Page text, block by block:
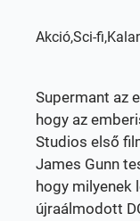
Akció,Sci-
Supermant az
hogy az
Studios első
James Gunn
hogy milyenek
újraálmodott